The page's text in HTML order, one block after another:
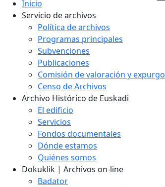
Inicio
Servicio de archivos
Política de archivos
Programas principales
Subvenciones
Publicaciones
Comisión de valoración y expurgo
Censo de Archivos
Archivo Histórico de Euskadi
El edificio
Servicios
Fondos documentales
Dónde estamos
Quiénes somos
Dokuklik | Archivos on-line
Badator